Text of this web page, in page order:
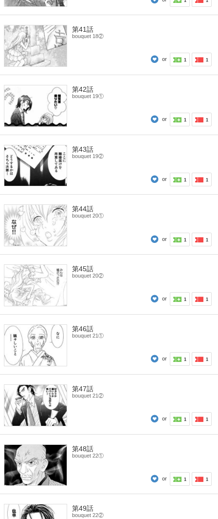
第41話
bouquet 18②
or 1 1
第42話
bouquet 19①
or 1 1
第43話
bouquet 19②
or 1 1
第44話
bouquet 20①
or 1 1
第45話
bouquet 20②
or 1 1
第46話
bouquet 21①
or 1 1
第47話
bouquet 21②
or 1 1
第48話
bouquet 22①
or 1 1
第49話
bouquet 22②